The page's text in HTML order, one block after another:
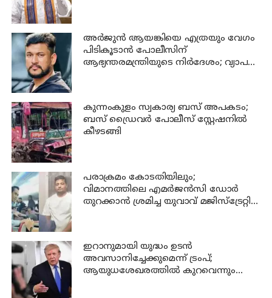
അര്‍ജുന്‍ ആയങ്കിയെ എത്രയും വേഗം
പിടികൂടാന്‍ പോലീസിന്
ആഭ്യന്തരമന്ത്രിയുടെ നിര്‍ദേശം; വ്യാപക
കുന്നംകുളം സ്വകാര്യ ബസ് അപകടം;
ബസ് ഡ്രൈവര്‍ പോലീസ് സ്റ്റേഷനില്‍
കീഴടങ്ങി
പരാക്രമം കോടതിയിലും;
വിമാനത്തിലെ എമര്‍ജന്‍സി ഡോര്‍
തുറക്കാന്‍ ശ്രമിച്ച യുവാവ് മജിസ്ട്രേറ്റിന്
ഇറാനുമായി യുദ്ധം ഉടൻ
അവസാനിച്ചേക്കുമെന്ന് ട്രംപ്;
ആയുധശേഖരത്തിൽ കുറവെന്നും